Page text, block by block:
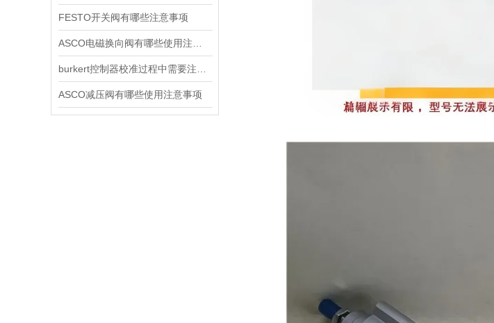
FESTO开关阀有哪些注意事项
ASCO减压阀有哪些使用注意事项